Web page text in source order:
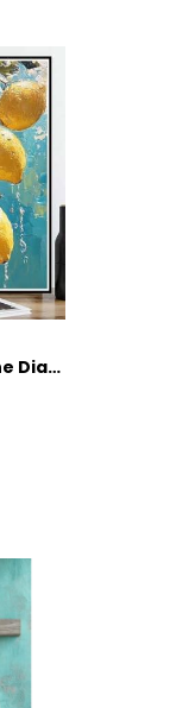
Diamond Painting Zitrone Diamond Painting XXL 60x80cm, 5D Crystal Art Obst Muster DIY Runden Steine Vollbohrer Mosaik Bastelset Erwachsene für Zimmer Deko Wohnzimmer, Geschenke für Frauen -ly25082C4